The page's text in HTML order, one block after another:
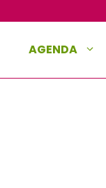
AGENDA